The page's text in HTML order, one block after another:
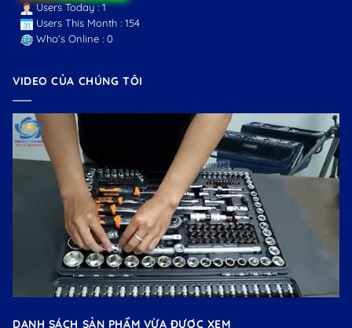
Users Today : 1
Users This Month : 154
Who's Online : 0
VIDEO CỦA CHÚNG TÔI
DANH SÁCH SẢN PHẨM VỪA ĐƯỢC XEM